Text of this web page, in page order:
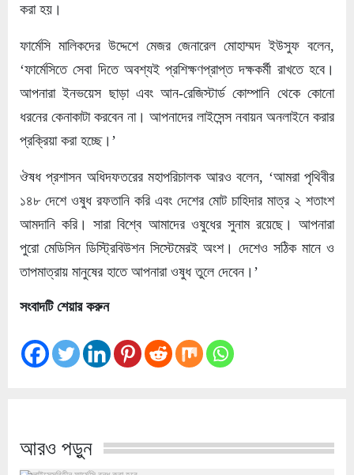
করা হয়।
ফার্মেসি মালিকদের উদ্দেশে মেজর জেনারেল মোহাম্মদ ইউসুফ বলেন,
‘ফার্মেসিতে সেবা দিতে অবশ্যই প্রশিক্ষণপ্রাপ্ত দক্ষকর্মী রাখতে হবে।
আপনারা ইনভয়েস ছাড়া এবং আন-রেজিস্টার্ড কোম্পানি থেকে কোনো
ধরনের কেনাকাটা করবেন না। আপনাদের লাইসেন্স নবায়ন অনলাইনে করার
প্রক্রিয়া করা হচ্ছে।’
ঔষধ প্রশাসন অধিদফতরের মহাপরিচালক আরও বলেন, ‘আমরা পৃথিবীর
১৪৮ দেশে ওষুধ রফতানি করি এবং দেশের মোট চাহিদার মাত্র ২ শতাংশ
আমদানি করি। সারা বিশ্বে আমাদের ওষুধের সুনাম রয়েছে। আপনারা
পুরো মেডিসিন ডিস্ট্রিবিউশন সিস্টেমেরই অংশ। দেশেও সঠিক মানে ও
তাপমাত্রায় মানুষের হাতে আপনারা ওষুধ তুলে দেবেন।’
সংবাদটি শেয়ার করুন
আরও পড়ুন